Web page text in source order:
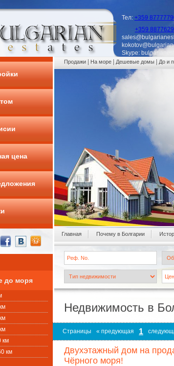
Тел: +359
+359
Skype:
цена
до моря
км
км
Продажи На море Дешевые домы До и
Главная Почему в Болгарии
Недвижимость в
Страницы « предующая 1
Двухэтажный дом на
Чёрного моря!